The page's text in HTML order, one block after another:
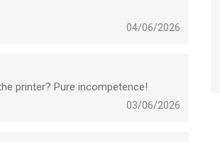
niet te vervangen, vind ik niet
connecten werkt niet. Kan hier
04/06/2026
printer? Pure incompetence!
03/06/2026